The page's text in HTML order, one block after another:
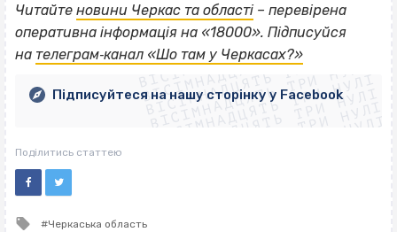
Читайте новини Черкас та області – перевірена
оперативна інформація на «18000». Підписуйся
на телеграм‐канал «Шо там у Черкасах?»
ВІСІМНАДЦЯТЬ ТРИ НУЛІ
ВІСІМНАДЦЯТЬ ТРИ НУЛІ
ВІСІМНАДЦЯТЬ ТРИ НУЛІ
ВІСІМНАДЦЯТЬ ТРИ НУЛІ
ВІСІМНАДЦЯТЬ ТРИ НУЛІ
ВІСІМНАДЦЯТЬ ТРИ НУЛІ
ВІСІМНАДЦЯТЬ ТРИ НУЛІ
ВІСІМНАДЦЯТЬ ТРИ НУЛІ
Підписуйтеся на нашу сторінку у Facebook
Поділитись статтею
Tagged
Черкаська область